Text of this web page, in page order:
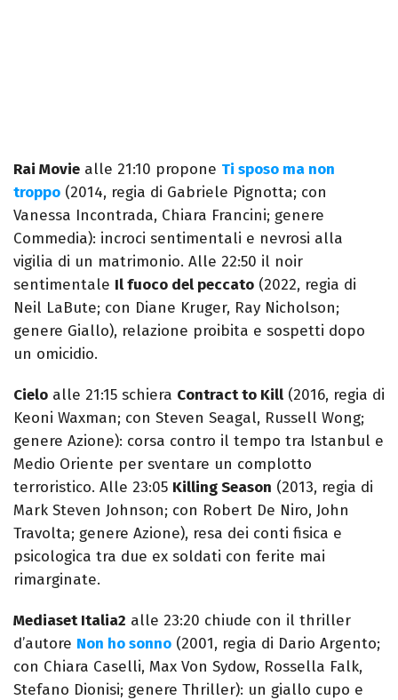
Rai Movie alle 21:10 propone Ti sposo ma non
troppo (2014, regia di Gabriele Pignotta; con
Vanessa Incontrada, Chiara Francini; genere
Commedia): incroci sentimentali e nevrosi alla
vigilia di un matrimonio. Alle 22:50 il noir
sentimentale Il fuoco del peccato (2022, regia di
Neil LaBute; con Diane Kruger, Ray Nicholson;
genere Giallo), relazione proibita e sospetti dopo
un omicidio.
Cielo alle 21:15 schiera Contract to Kill (2016, regia di
Keoni Waxman; con Steven Seagal, Russell Wong;
genere Azione): corsa contro il tempo tra Istanbul e
Medio Oriente per sventare un complotto
terroristico. Alle 23:05 Killing Season (2013, regia di
Mark Steven Johnson; con Robert De Niro, John
Travolta; genere Azione), resa dei conti fisica e
psicologica tra due ex soldati con ferite mai
rimarginate.
Mediaset Italia2 alle 23:20 chiude con il thriller
d’autore Non ho sonno (2001, regia di Dario Argento;
con Chiara Caselli, Max Von Sydow, Rossella Falk,
Stefano Dionisi; genere Thriller): un giallo cupo e